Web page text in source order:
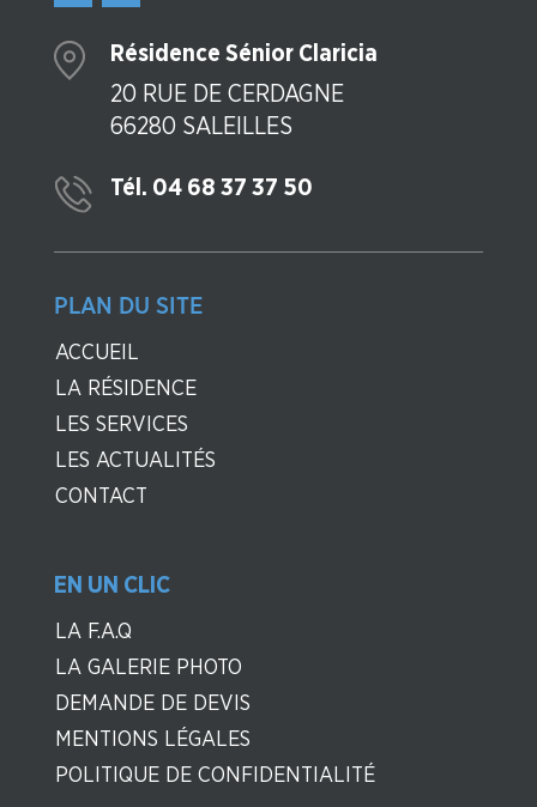
Résidence Sénior Claricia
20 RUE DE CERDAGNE
66280 SALEILLES
Tél. 04 68 37 37 50
PLAN DU SITE
ACCUEIL
LA RÉSIDENCE
LES SERVICES
LES ACTUALITÉS
CONTACT
EN UN CLIC
LA F.A.Q
LA GALERIE PHOTO
DEMANDE DE DEVIS
MENTIONS LÉGALES
POLITIQUE DE CONFIDENTIALITÉ